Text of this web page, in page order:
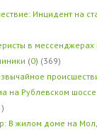
Инцидент на
в мессенджерах
(0) (369)
на Рублевском
В жилом доме на